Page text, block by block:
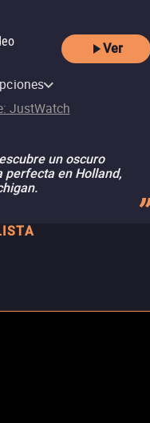
Ver
with
: JustWatch
un oscuro
perfecta en Holland,